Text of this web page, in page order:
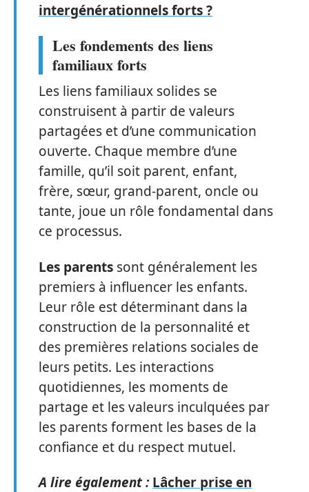
intergénérationnels forts ?
Les fondements des liens
familiaux forts
Les liens familiaux solides se
construisent à partir de valeurs
partagées et d’une communication
ouverte. Chaque membre d’une
famille, qu’il soit parent, enfant,
frère, sœur, grand-parent, oncle ou
tante, joue un rôle fondamental dans
ce processus.
Les parents sont généralement les
premiers à influencer les enfants.
Leur rôle est déterminant dans la
construction de la personnalité et
des premières relations sociales de
leurs petits. Les interactions
quotidiennes, les moments de
partage et les valeurs inculquées par
les parents forment les bases de la
confiance et du respect mutuel.
A lire également : Lâcher prise en